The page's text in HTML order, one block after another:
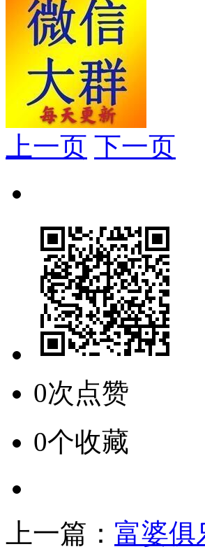
上一页 下一页
0次点赞
0个收藏
上一篇： 富婆俱